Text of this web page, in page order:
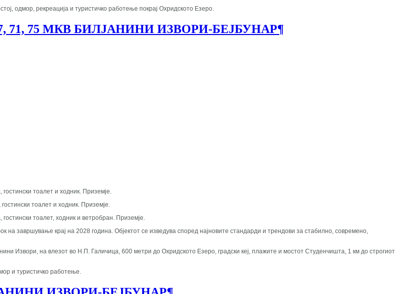
одмор, рекреација и туристичко работење покрај Охридското Езеро.
75 МКВ БИЛЈАНИНИ ИЗВОРИ-БЕЈБУНАР¶
тоалет и ходник. Приземје.
тоалет и ходник. Приземје.
тоалет, ходник и ветробран. Приземје.
на завршување крај на 2028 година. Објектот се изведува според најновите стандарди и трендови за стабилно, современо,
Извори, на влезот во Н.П. Галичица, 600 метри до Охридското Езеро, градски кеј, плажите и мостот Студенчишта, 1 км до строгиот
и туристичко работење.